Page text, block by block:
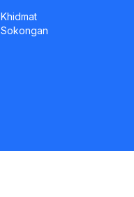
Khidmat
Sokongan